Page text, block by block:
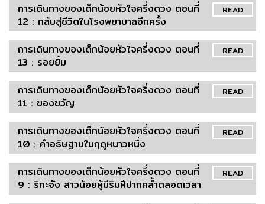
READ
การเดินทางของเด็กน้อยหัวใจครึ่งดวง ตอนที่
12 : กลับสู่ชีวิตในโรงพยาบาลอีกครั้ง
READ
การเดินทางของเด็กน้อยหัวใจครึ่งดวง ตอนที่
13 : รอยยิ้ม
READ
การเดินทางของเด็กน้อยหัวใจครึ่งดวง ตอนที่
11 : ของขวัญ
READ
การเดินทางของเด็กน้อยหัวใจครึ่งดวง ตอนที่
10 : คำอธิษฐานในฤดูหนาวหนึ่ง
READ
การเดินทางของเด็กน้อยหัวใจครึ่งดวง ตอนที่
9 : ริกะจัง สาวน้อยผู้มีริมฝีปากคล้ำตลอดเวลา